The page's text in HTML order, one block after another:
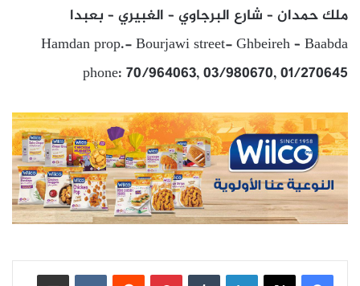
ملك حمدان – شارع البرجاوي – الغبيري – بعبدا
Hamdan prop.- Bourjawi street- Ghbeireh – Baabda
phone: 70/964063, 03/980670, 01/270645
لينكدإن بينتيريست
مشاركة عبر البريد